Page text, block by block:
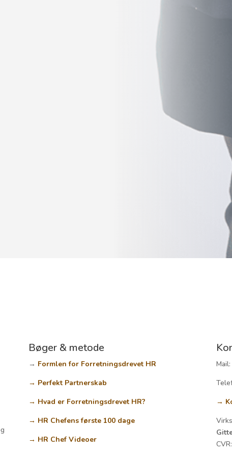
Bøger & metode
→ Formlen for Forretningsdrevet HR
→ Perfekt Partnerskab
→ Hvad er Forretningsdrevet HR?
→ HR Chefens første 100 dage
→ HR Chef Videoer
→
CVR: